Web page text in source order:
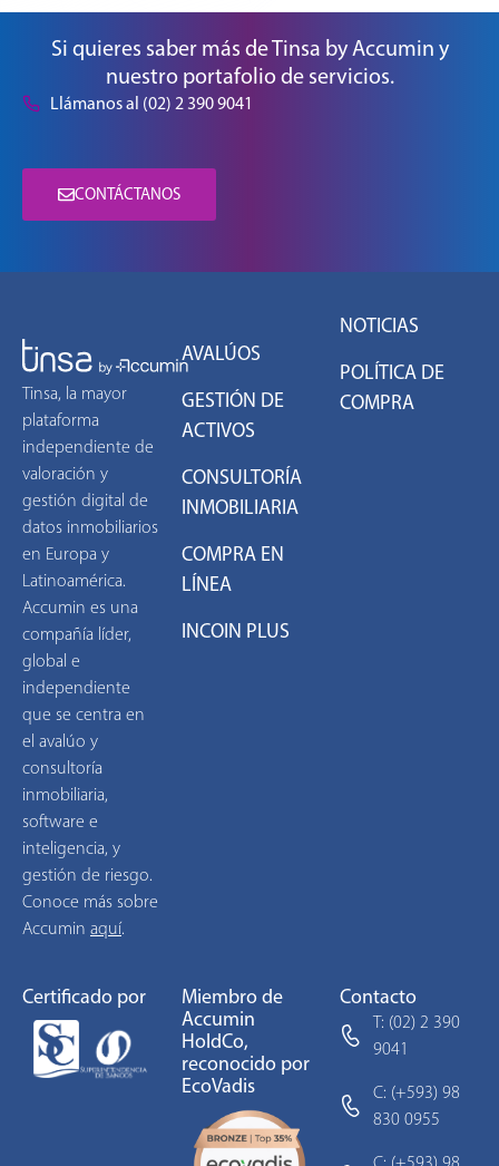
Si quieres saber más de Tinsa by Accumin y
nuestro portafolio de servicios.
Llámanos al (02) 2 390 9041
CONTÁCTANOS
Tinsa, la mayor
plataforma
independiente de
valoración y
gestión digital de
datos inmobiliarios
en Europa y
Latinoamérica.
Accumin es una
compañía líder,
global e
independiente
que se centra en
el avalúo y
consultoría
inmobiliaria,
software e
inteligencia, y
gestión de riesgo.
Conoce más sobre
Accumin aquí.
AVALÚOS
GESTIÓN DE
ACTIVOS
CONSULTORÍA
INMOBILIARIA
COMPRA EN
LÍNEA
INCOIN PLUS
NOTICIAS
POLÍTICA DE
COMPRA
Certificado por
Miembro de
Accumin
HoldCo,
reconocido por
EcoVadis
Contacto
T: (02) 2 390
9041
C: (+593) 98
830 0955